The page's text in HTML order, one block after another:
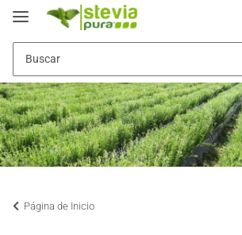
Página de Inicio